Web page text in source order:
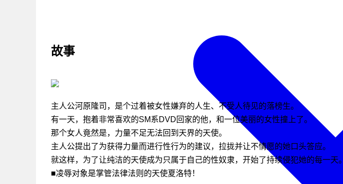
故事
主人公河原隆司，是个过着被女性嫌弃的人生、不受人待见的落榜生。
有一天，抱着非常喜欢的SM系DVD回家的他，和一位美丽的女性撞上了。
那个女人竟然是，力量不足无法回到天界的天使。
主人公提出了为获得力量而进行性行为的建议，拉拢并让不情愿的她口头答应。
就这样，为了让纯洁的天使成为只属于自己的性奴隶，开始了持续侵犯她的每一天。
■凌辱对象是掌管法律法则的天使夏洛特！